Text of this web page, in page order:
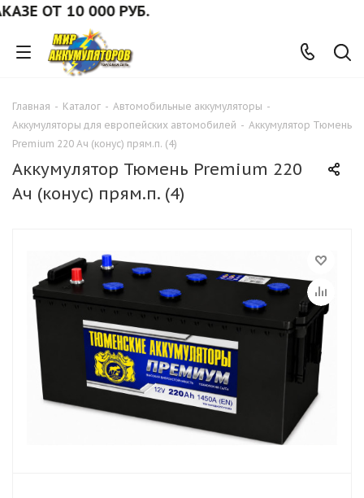
ОТ 10 000 РУБ.
Главная - Каталог - Автомобильные аккумуляторы -
Аккумуляторы для европейских автомобилей - Аккумулятор Тюмень
Premium 220 Ач (конус) прям.п. (4)
Аккумулятор Тюмень Premium 220
Ач (конус) прям.п. (4)